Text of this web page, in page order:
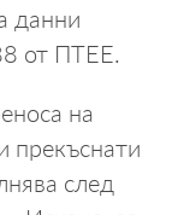
данни
от ПТЕЕ.
на
прекъснати
след